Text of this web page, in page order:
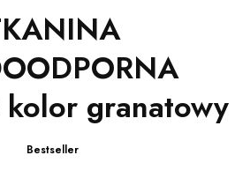
kolor granatowy
Bestseller